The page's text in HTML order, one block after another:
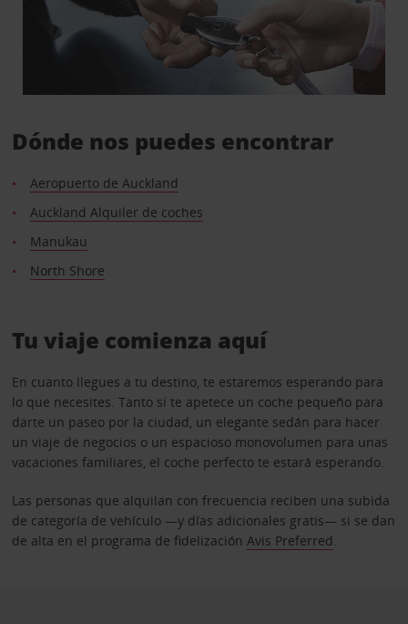
Dónde nos puedes encontrar
Aeropuerto de Auckland
Auckland Alquiler de coches
Manukau
North Shore
Tu viaje comienza aquí
En cuanto llegues a tu destino, te estaremos esperando para
lo que necesites. Tanto si te apetece un coche pequeño para
darte un paseo por la ciudad, un elegante sedán para hacer
un viaje de negocios o un espacioso monovolumen para unas
vacaciones familiares, el coche perfecto te estará esperando.
Las personas que alquilan con frecuencia reciben una subida
de categoría de vehículo —y días adicionales gratis— si se dan
de alta en el programa de fidelización Avis Preferred.